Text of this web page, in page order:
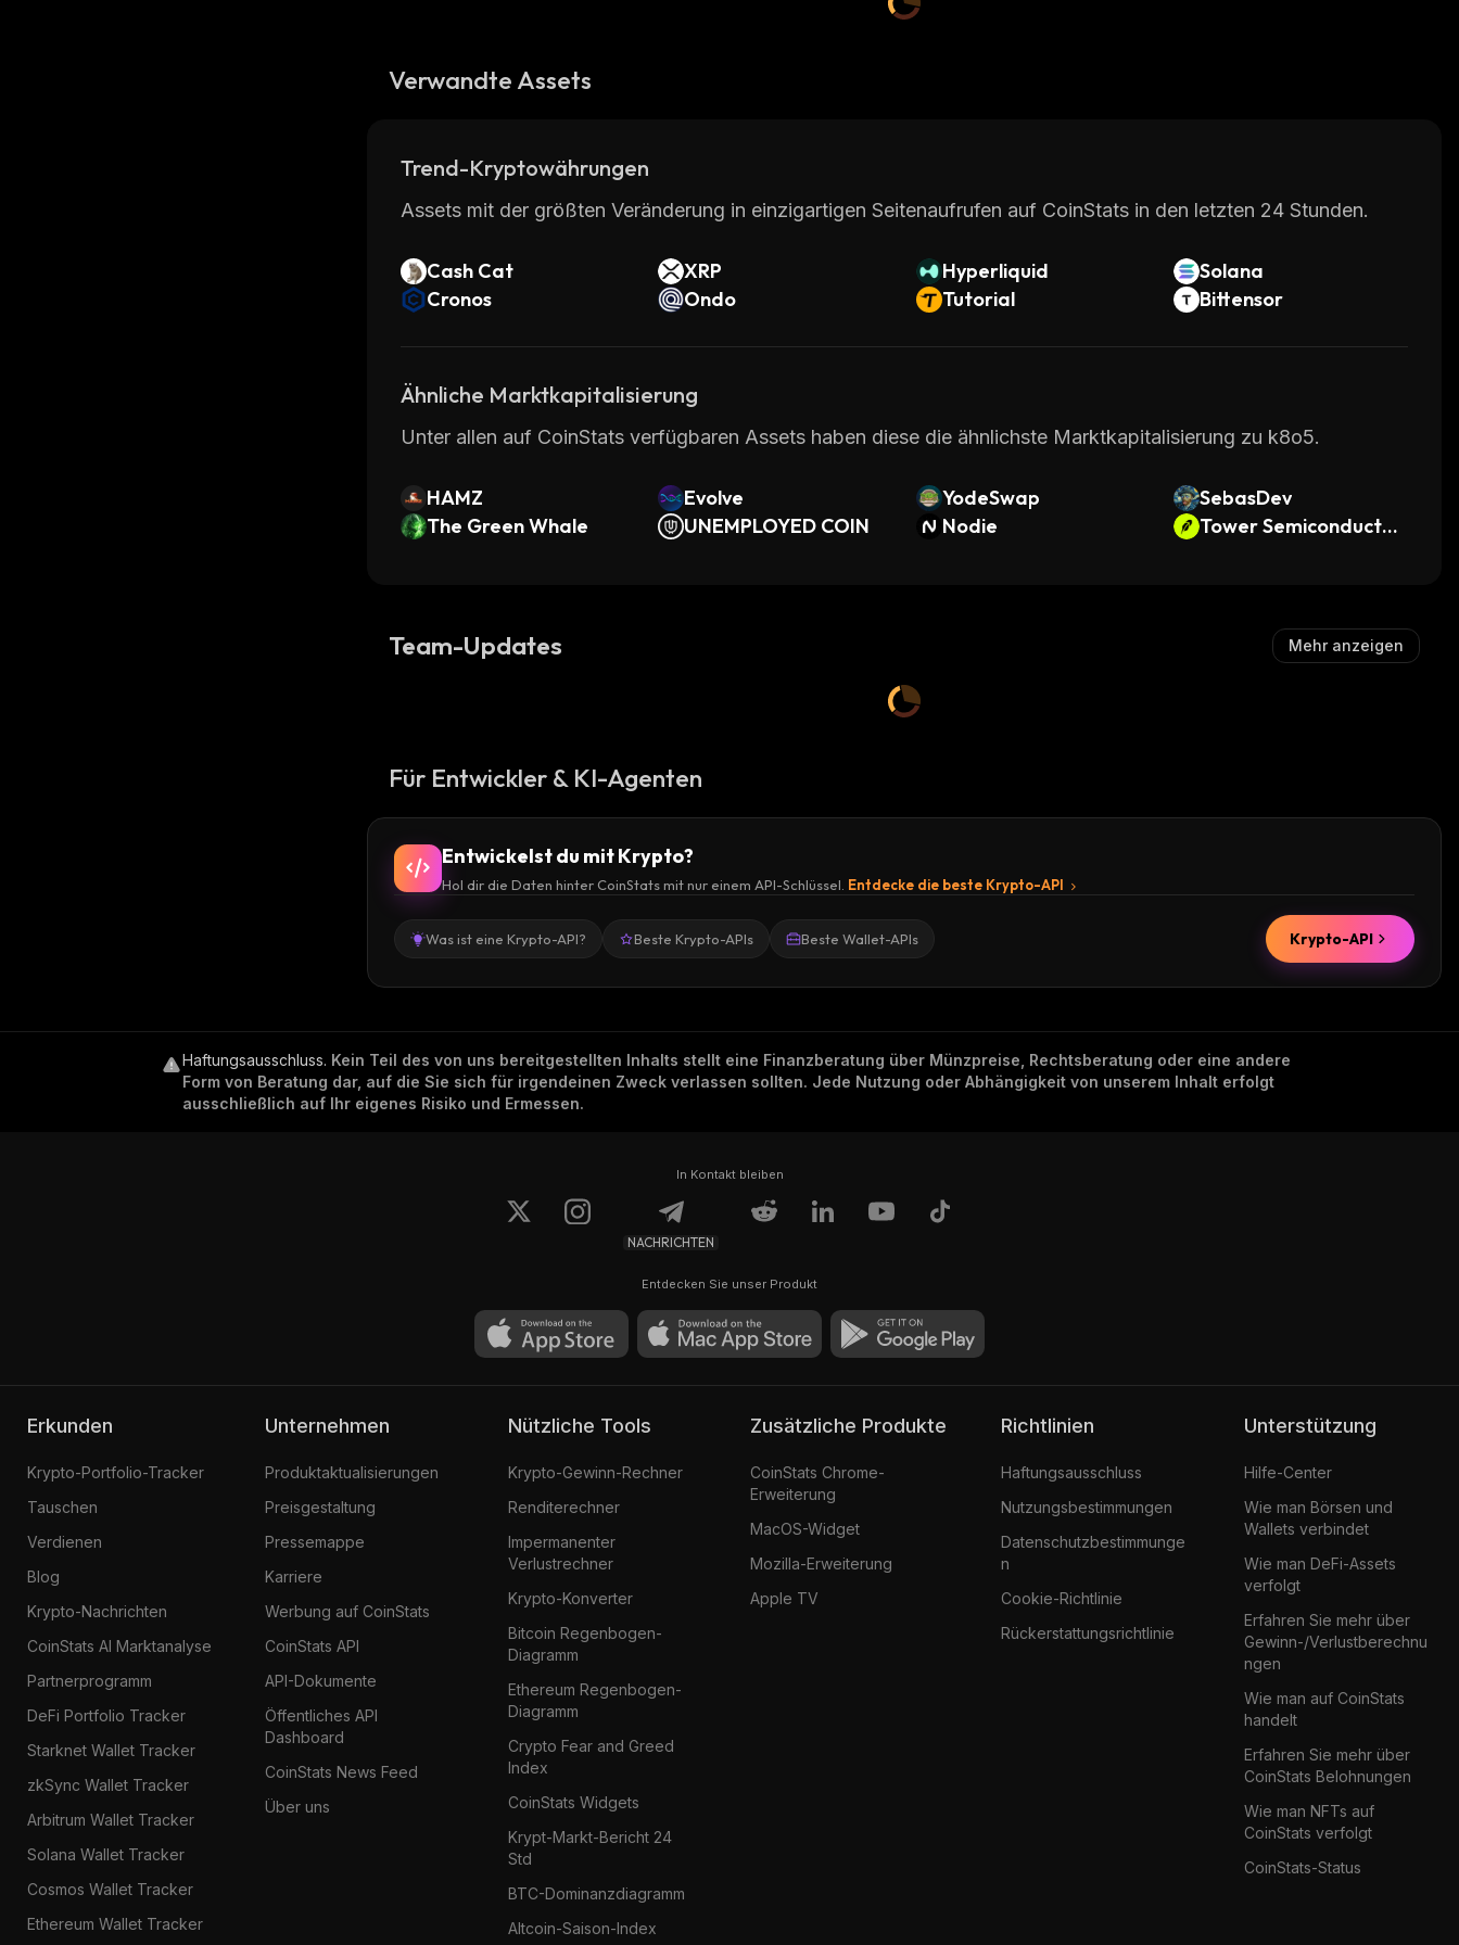
Verwandte Assets
Trend-Kryptowährungen
Assets mit der größten Veränderung in einzigartigen Seitenaufrufen auf CoinStats in den letzten 24 Stunden.
Cash Cat XRP Hyperliquid
Solana
Cronos
Ondo Tutorial Bittensor
Ähnliche Marktkapitalisierung
Unter allen auf CoinStats verfügbaren Assets haben diese die ähnlichste Marktkapitalisierung zu k8o5.
HAMZ Evolve YodeSwap
SebasDev
The Green Whale
UNEMPLOYED COIN Nodie
Tower Semiconductor
Team-Updates Mehr anzeigen
Für Entwickler & KI-Agenten
Entwickelst du mit Krypto?
Hol dir die Daten hinter CoinStats mit nur einem API-Schlüssel. Entdecke die beste Krypto-API
Was ist eine Krypto-API? Beste Krypto-APIs Beste Wallet-APIs Krypto-API
Haftungsausschluss. Kein Teil des von uns bereitgestellten Inhalts stellt eine Finanzberatung über Münzpreise, Rechtsberatung oder eine andere
Form von Beratung dar, auf die Sie sich für irgendeinen Zweck verlassen sollten. Jede Nutzung oder Abhängigkeit von unserem Inhalt erfolgt
ausschließlich auf Ihr eigenes Risiko und Ermessen.
In Kontakt bleiben
NACHRICHTEN
Entdecken Sie unser Produkt
Erkunden
Krypto-Portfolio-Tracker
Tauschen
Verdienen
Blog
Krypto-Nachrichten
CoinStats AI Marktanalyse
Partnerprogramm
DeFi Portfolio Tracker
Starknet Wallet Tracker
zkSync Wallet Tracker
Arbitrum Wallet Tracker
Solana Wallet Tracker
Cosmos Wallet Tracker
Ethereum Wallet Tracker
Unternehmen
Produktaktualisierungen
Preisgestaltung
Pressemappe
Karriere
Werbung auf CoinStats
CoinStats API
API-Dokumente
Öffentliches API
Dashboard
CoinStats News Feed
Über uns
Nützliche Tools
Krypto-Gewinn-Rechner
Renditerechner
Impermanenter
Verlustrechner
Krypto-Konverter
Bitcoin Regenbogen-
Diagramm
Ethereum Regenbogen-
Diagramm
Crypto Fear and Greed
Index
CoinStats Widgets
Krypt-Markt-Bericht 24
Std
BTC-Dominanzdiagramm
Altcoin-Saison-Index
Zusätzliche Produkte
CoinStats Chrome-
Erweiterung
MacOS-Widget
Mozilla-Erweiterung
Apple TV
Richtlinien
Haftungsausschluss
Nutzungsbestimmungen
Datenschutzbestimmunge
n
Cookie-Richtlinie
Rückerstattungsrichtlinie
Unterstützung
Hilfe-Center
Wie man Börsen und
Wallets verbindet
Wie man DeFi-Assets
verfolgt
Erfahren Sie mehr über
Gewinn-/Verlustberechnu
ngen
Wie man auf CoinStats
handelt
Erfahren Sie mehr über
CoinStats Belohnungen
Wie man NFTs auf
CoinStats verfolgt
CoinStats-Status